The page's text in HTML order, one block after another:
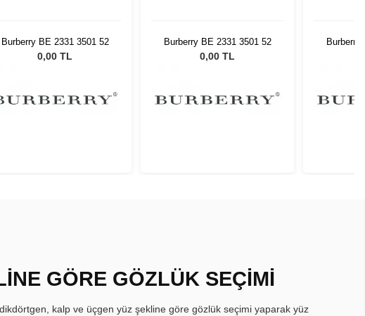
Burberry BE 2331 3501 52
0,00 TL
Burberry BE 2331 3501 52
0,00 TL
Burberry
GÖRE GÖZLÜK SEÇİMİ
kalp ve üçgen yüz şekline göre gözlük seçimi yaparak yüz